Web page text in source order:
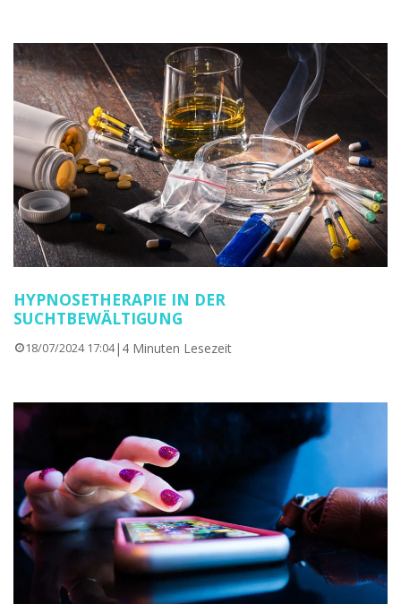
HYPNOSETHERAPIE IN DER
SUCHTBEWÄLTIGUNG
18/07/2024 17:04| 4 Minuten Lesezeit